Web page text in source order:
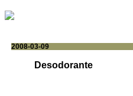
2008-03-09
Desodorante